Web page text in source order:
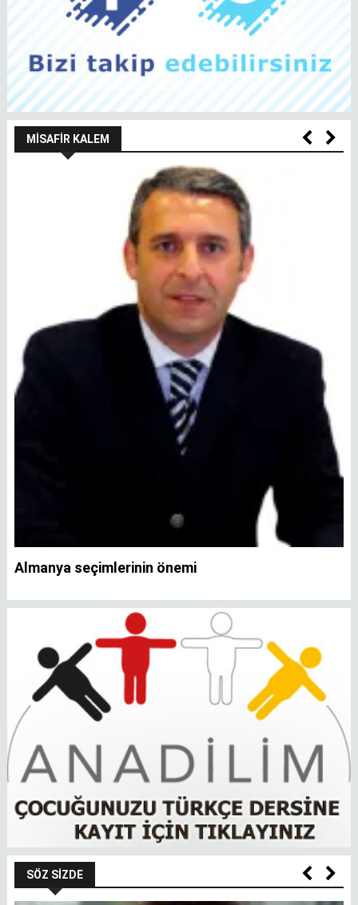
MISAFIR KALEM
Almanya seçimlerinin önemi
SÖZ SIZDE